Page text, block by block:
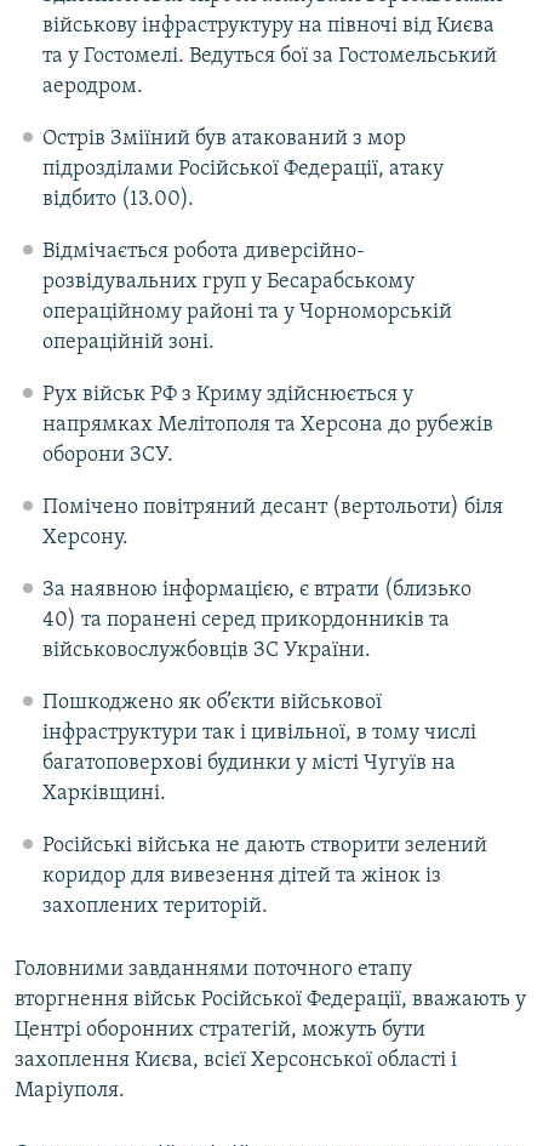
військову інфраструктуру на півночі від Києва
та у Гостомелі. Ведуться бої за Гостомельський
аеродром.
Острів Зміїний був атакований з мор
підрозділами Російської Федерації, атаку
відбито (13.00).
Відмічається робота диверсійно-
розвідувальних груп у Бесарабському
операційному районі та у Чорноморській
операційній зоні.
Рух військ РФ з Криму здійснюється у
напрямках Мелітополя та Херсона до рубежів
оборони ЗСУ.
Помічено повітряний десант (вертольоти) біля
Херсону.
За наявною інформацією, є втрати (близько
40) та поранені серед прикордонників та
військовослужбовців ЗС України.
Пошкоджено як об’єкти військової
інфраструктури так і цивільної, в тому числі
багатоповерхові будинки у місті Чугуїв на
Харківщині.
Російські війська не дають створити зелений
коридор для вивезення дітей та жінок із
захоплених територій.
Головними завданнями поточного етапу
вторгнення військ Російської Федерації, вважають у
Центрі оборонних стратегій, можуть бути
захоплення Києва, всієї Херсонської області і
Маріуполя.